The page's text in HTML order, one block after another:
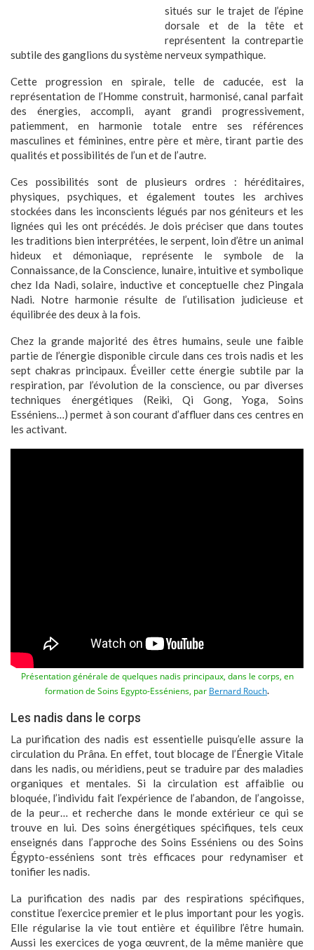
situés sur le trajet de l’épine
dorsale et de la tête et
représentent la contrepartie
subtile des ganglions du système nerveux sympathique.
Cette progression en spirale, telle de caducée, est la
représentation de l’Homme construit, harmonisé, canal parfait
des énergies, accompli, ayant grandi progressivement,
patiemment, en harmonie totale entre ses références
masculines et féminines, entre père et mère, tirant partie des
qualités et possibilités de l’un et de l’autre.
Ces possibilités sont de plusieurs ordres : héréditaires,
physiques, psychiques, et également toutes les archives
stockées dans les inconscients légués par nos géniteurs et les
lignées qui les ont précédés. Je dois préciser que dans toutes
les traditions bien interprétées, le serpent, loin d’être un animal
hideux et démoniaque, représente le symbole de la
Connaissance, de la Conscience, lunaire, intuitive et symbolique
chez Ida Nadi, solaire, inductive et conceptuelle chez Pingala
Nadi. Notre harmonie résulte de l’utilisation judicieuse et
équilibrée des deux à la fois.
Chez la grande majorité des êtres humains, seule une faible
partie de l’énergie disponible circule dans ces trois nadis et les
sept chakras principaux. Éveiller cette énergie subtile par la
respiration, par l’évolution de la conscience, ou par diverses
techniques énergétiques (Reiki, Qi Gong, Yoga, Soins
Esséniens…) permet à son courant d’affluer dans ces centres en
les activant.
Présentation générale de quelques nadis principaux, dans le corps, en
formation de Soins Egypto-Esséniens, par Bernard Rouch.
Les nadis dans le corps
La purification des nadis est essentielle puisqu’elle assure la
circulation du Prâna. En effet, tout blocage de l’Énergie Vitale
dans les nadis, ou méridiens, peut se traduire par des maladies
organiques et mentales. Si la circulation est affaiblie ou
bloquée, l’individu fait l’expérience de l’abandon, de l’angoisse,
de la peur… et recherche dans le monde extérieur ce qui se
trouve en lui. Des soins énergétiques spécifiques, tels ceux
enseignés dans l’approche des Soins Esséniens ou des Soins
Égypto-esséniens sont très efficaces pour redynamiser et
tonifier les nadis.
La purification des nadis par des respirations spécifiques,
constitue l’exercice premier et le plus important pour les yogis.
Elle régularise la vie tout entière et équilibre l’être humain.
Aussi les exercices de yoga œuvrent, de la même manière que